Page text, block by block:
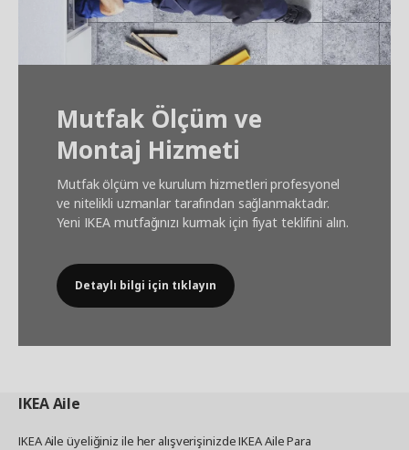
Mutfak Ölçüm ve
Montaj Hizmeti
Mutfak ölçüm ve kurulum hizmetleri profesyonel
ve nitelikli uzmanlar tarafından sağlanmaktadır.
Yeni IKEA mutfağınızı kurmak için fiyat teklifini alın.
Detaylı bilgi için tıklayın
IKEAAile
IKEA Aile üyeliğiniz ile her alışverişinizde IKEA Aile Para